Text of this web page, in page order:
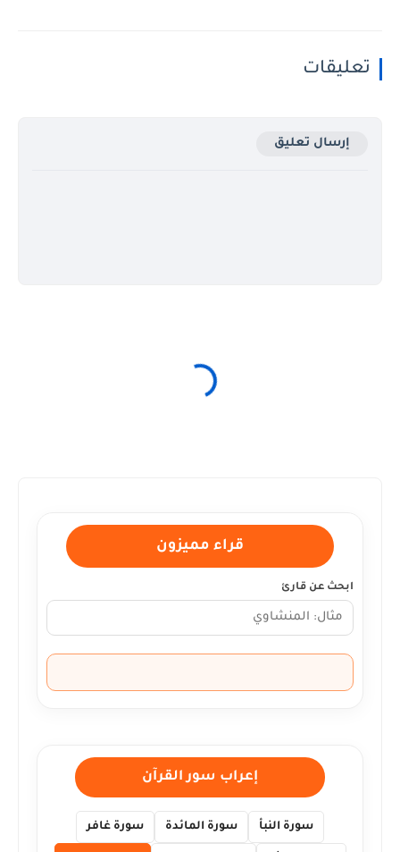
تعليقات
إرسال تعليق
قراء مميزون
ابحث عن قارئ
إعراب سور القرآن
سورة النبأ سورة المائدة سورة غافر